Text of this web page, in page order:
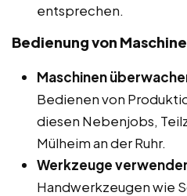
entsprechen.
Bedienung von
Maschinen
Bedienen von
diesen Nebenjobs,
Mülheim an der Ruhr.
Werkzeuge
Handwerkzeugen wie